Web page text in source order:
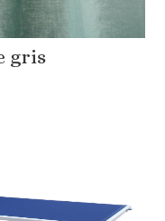
gris